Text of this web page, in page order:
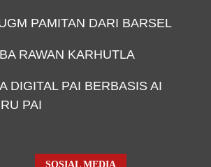
PAMITAN DARI BARSEL
RAWAN KARHUTLA
DIGITAL PAI BERBASIS AI
PAI
SOSIAL MEDIA